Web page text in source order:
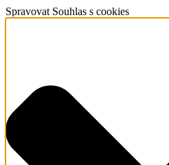
Spravovat Souhlas s cookies